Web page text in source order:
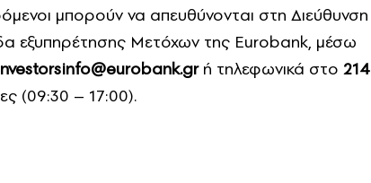
μπορούν να απευθύνονται στη Διεύθυνση
εξυπηρέτησης Μετόχων της Eurobank, μέσω
ή τηλεφωνικά στο 214
(09:30 – 17:00).